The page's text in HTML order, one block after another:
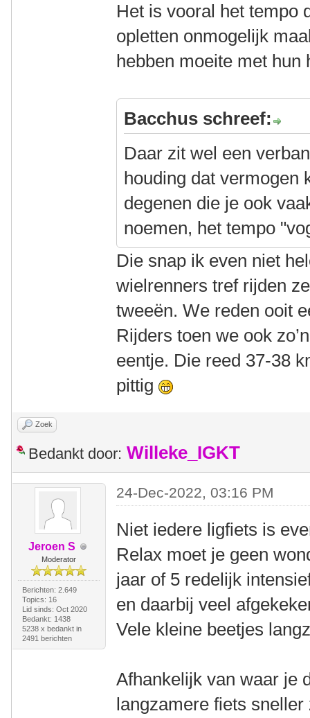
Het is vooral het tempo
opletten onmogelijk
hebben moeite met hun
Bacchus schreef:
Daar zit wel een
houding dat vermogen
degenen die je ook
noemen, het tempo
Die snap ik even niet
wielrenners tref rijden
tweeën. We reden ooit
Rijders toen we ook
eentje. Die reed 37-38
pittig
Zoek
Bedankt door: Willeke_IGKT
Jeroen S
Moderator
Berichten: 2.649
Topics: 16
Lid sinds: Oct 2020
Bedankt: 1438
5238 x bedankt in
2491 berichten
24-Dec-2022, 03:16 PM
Niet iedere ligfiets is
Relax moet je geen
jaar of 5 redelijk
en daarbij veel
Vele kleine beetjes
Afhankelijk van waar je
langzamere fiets